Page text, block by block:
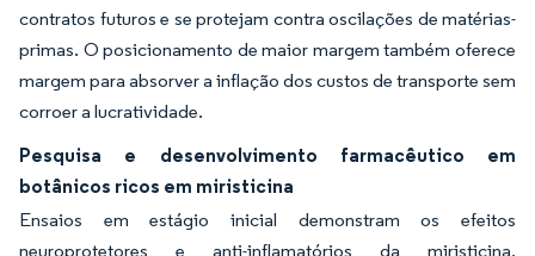
contratos futuros e se protejam contra oscilações de matérias-
primas. O posicionamento de maior margem também oferece
margem para absorver a inflação dos custos de transporte sem
corroer a lucratividade.
Pesquisa e desenvolvimento farmacêutico em
botânicos ricos em miristicina
Ensaios em estágio inicial demonstram os efeitos
neuroprotetores e anti-inflamatórios da miristicina,